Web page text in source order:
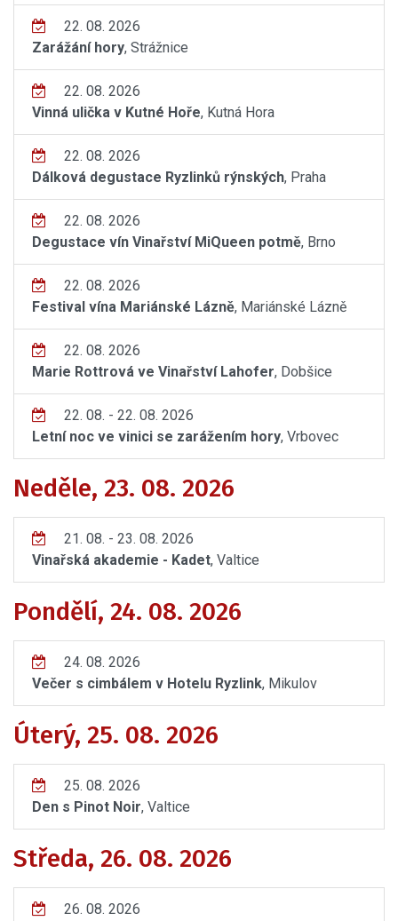
22. 08. 2026
Zarážání hory, Strážnice
22. 08. 2026
Vinná ulička v Kutné Hoře, Kutná Hora
22. 08. 2026
Dálková degustace Ryzlinků rýnských, Praha
22. 08. 2026
Degustace vín Vinařství MiQueen potmě, Brno
22. 08. 2026
Festival vína Mariánské Lázně, Mariánské Lázně
22. 08. 2026
Marie Rottrová ve Vinařství Lahofer, Dobšice
22. 08. - 22. 08. 2026
Letní noc ve vinici se zarážením hory, Vrbovec
Neděle, 23. 08. 2026
21. 08. - 23. 08. 2026
Vinařská akademie - Kadet, Valtice
Pondělí, 24. 08. 2026
24. 08. 2026
Večer s cimbálem v Hotelu Ryzlink, Mikulov
Úterý, 25. 08. 2026
25. 08. 2026
Den s Pinot Noir, Valtice
Středa, 26. 08. 2026
26. 08. 2026